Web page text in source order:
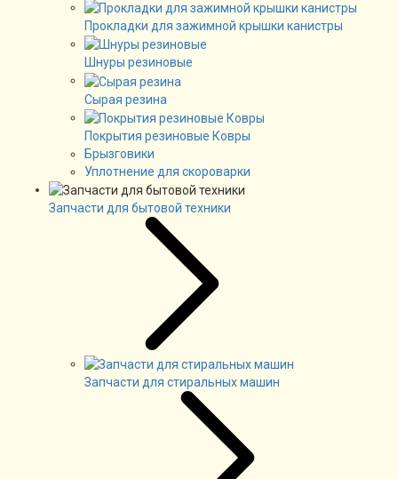
Прокладки для зажимной крышки канистры
Шнуры резиновые
Сырая резина
Покрытия резиновые Ковры
Брызговики
Уплотнение для скороварки
Запчасти для бытовой техники
Запчасти для стиральных машин